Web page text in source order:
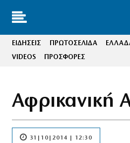
ΕΙΔΗΣΕΙΣ ΠΡΩΤΟΣΕΛΙΔΑ
VIDEOS
ΠΡΟΣΦΟΡΕΣ
Αφρικανική
31|10|2014 | 12:30